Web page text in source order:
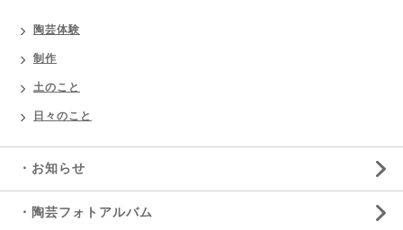
陶芸体験
制作
土のこと
日々のこと
・お知らせ
・陶芸フォトアルバム